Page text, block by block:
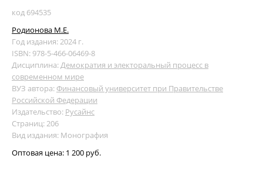
код 694535
Родионова М.Е.
Год издания: 2024 г.
ISBN: 978-5-466-06469-8
Дисциплина: Демократия и электоральный процесс в
современном мире
ВУЗ автора: Финансовый университет при Правительстве
Российской Федерации
Издательство: Русайнс
Страниц: 206
Вид издания: Монография
Оптовая цена: 1 200 руб.